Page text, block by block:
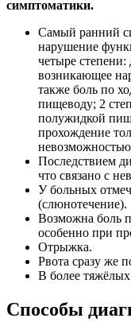
симптоматики.
Самый ранний
нарушение
четыре степени:
возникающее
также боль по
пищеводу; 2
полужидкой
прохождение
Последствием
что связано с
У больных
(слюнотечение).
Возможна боль
особенно при
Отрыжка.
Рвота сразу же
В более тяжёлых
Способы